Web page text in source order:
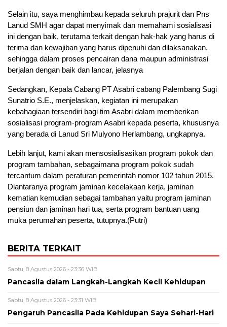
Selain itu, saya menghimbau kepada seluruh prajurit dan Pns
Lanud SMH agar dapat menyimak dan memahami sosialisasi
ini dengan baik, terutama terkait dengan hak-hak yang harus di
terima dan kewajiban yang harus dipenuhi dan dilaksanakan,
sehingga dalam proses pencairan dana maupun administrasi
berjalan dengan baik dan lancar, jelasnya
Sedangkan, Kepala Cabang PT Asabri cabang Palembang Sugi
Sunatrio S.E., menjelaskan, kegiatan ini merupakan
kebahagiaan tersendiri bagi tim Asabri dalam memberikan
sosialisasi program-program Asabri kepada peserta, khususnya
yang berada di Lanud Sri Mulyono Herlambang, ungkapnya.
Lebih lanjut, kami akan mensosialisasikan program pokok dan
program tambahan, sebagaimana program pokok sudah
tercantum dalam peraturan pemerintah nomor 102 tahun 2015.
Diantaranya program jaminan kecelakaan kerja, jaminan
kematian kemudian sebagai tambahan yaitu program jaminan
pensiun dan jaminan hari tua, serta program bantuan uang
muka perumahan peserta, tutupnya.(Putri)
BERITA TERKAIT
Sabtu, 8 Agustus 2026 - 23:36 WIB
Pancasila dalam Langkah-Langkah Kecil Kehidupan
Sabtu, 8 Agustus 2026 - 23:31 WIB
Pengaruh Pancasila Pada Kehidupan Saya Sehari-Hari